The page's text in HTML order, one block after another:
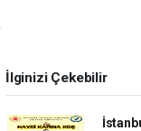
İlginizi Çekebilir